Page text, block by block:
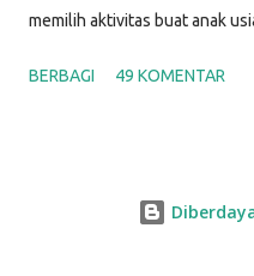
memilih aktivitas buat anak
produktif, yang sesuai
alhamdulillah kami
BERBAGI 49 KOMENTAR